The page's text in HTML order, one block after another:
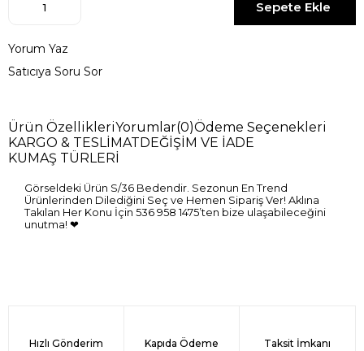
Yorum Yaz
Satıcıya Soru Sor
Ürün ÖzellikleriYorumlar(0)Ödeme Seçenekleri
KARGO & TESLİMAT DEĞİŞİM VE İADE
KUMAŞ TÜRLERİ
Görseldeki Ürün S/36 Bedendir. Sezonun En Trend
Ürünlerinden Dilediğini Seç ve Hemen Sipariş Ver! Aklına
Takılan Her Konu İçin 536 958 1475’ten bize ulaşabileceğini
unutma! ❤
Hızlı Gönderim Kapıda Ödeme Taksit İmkanı